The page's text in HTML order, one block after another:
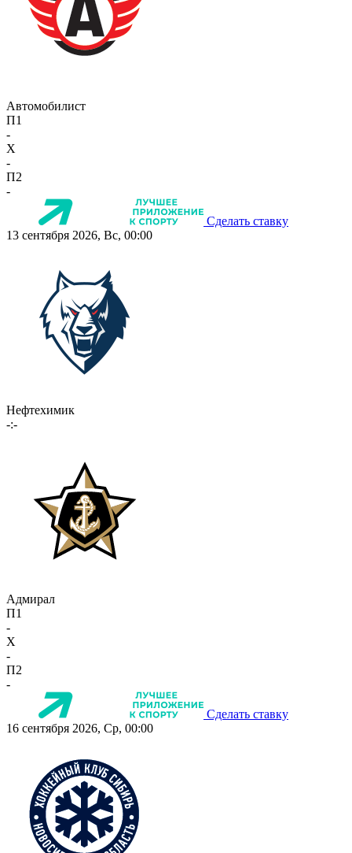
Автомобилист
П1
-
X
-
П2
-
Сделать ставку
13 сентября 2026, Вс, 00:00
Нефтехимик
-:-
Адмирал
П1
-
X
-
П2
-
Сделать ставку
16 сентября 2026, Ср, 00:00